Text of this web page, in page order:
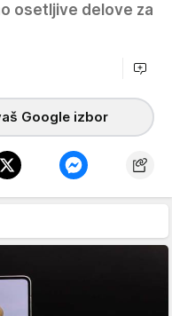
osetljive delove za
Google izbor